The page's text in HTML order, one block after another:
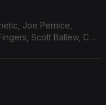
Joe Pernice,
Scott Ballew, Cut